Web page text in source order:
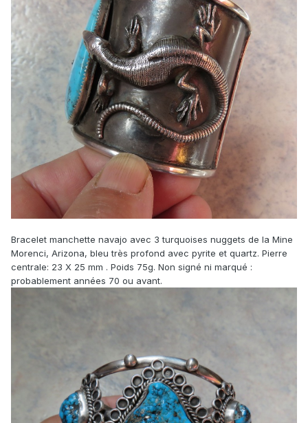
Bracelet manchette navajo avec 3 turquoises nuggets de la Mine
Morenci, Arizona, bleu très profond avec pyrite et quartz. Pierre
centrale: 23 X 25 mm . Poids 75g. Non signé ni marqué :
probablement années 70 ou avant.